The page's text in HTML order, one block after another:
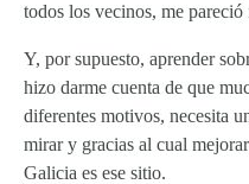
todos los vecinos, me
Y, por supuesto, aprender
hizo darme cuenta de que
diferentes motivos, necesita
mirar y gracias al cual
Galicia es ese sitio.